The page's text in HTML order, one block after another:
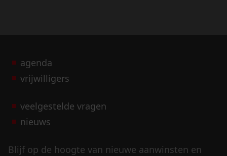
agenda
vrijwilligers
veelgestelde vragen
nieuws
Blijf op de hoogte van nieuwe aanwinsten en